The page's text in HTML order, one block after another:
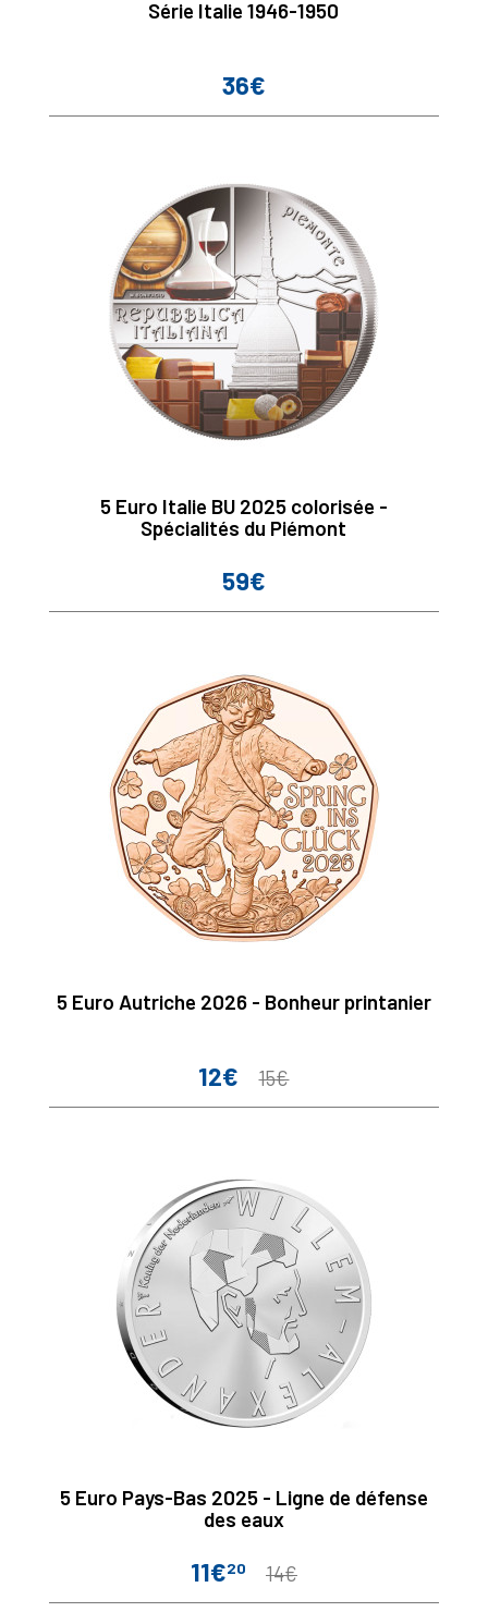
Série Italie 1946-1950
Prix
36€
5 Euro Italie BU 2025 colorisée -
Spécialités du Piémont
Prix
59€
5 Euro Autriche 2026 - Bonheur printanier
Prix
12€
Prix
15€
5 Euro Pays-Bas 2025 - Ligne de défense
des eaux
Prix
11€20
Prix
14€